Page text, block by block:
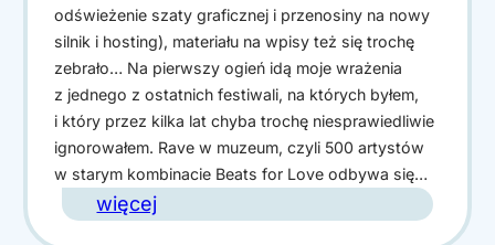
odświeżenie szaty graficznej i przenosiny na nowy
silnik i hosting), materiału na wpisy też się trochę
zebrało… Na pierwszy ogień idą moje wrażenia
z jednego z ostatnich festiwali, na których byłem,
i który przez kilka lat chyba trochę niesprawiedliwie
ignorowałem. Rave w muzeum, czyli 500 artystów
w starym kombinacie Beats for Love odbywa się…
więcej: